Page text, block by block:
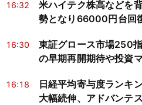
16:32
米ハイテク株高などを
勢となり66000円台回
16:30
東証グロース市場250
の早期再開期待や投資
16:18
日経平均寄与度ランキ
大幅続伸、アドバンテ